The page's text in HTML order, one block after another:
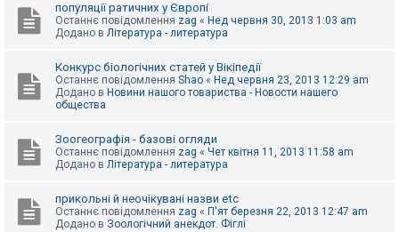
ш
к
м
г
популяції ратичних у Європі
Останнє повідомлення zag « Нед червня 30, 2013 1:03 am
Додано в Література - литература
Конкурс біологічних статей у Вікіпедії
Останнє повідомлення Shao « Нед червня 23, 2013 12:29 am
Додано в Новини нашого товариства - Новости нашего
общества
Зоогеографія - базові огляди
Останнє повідомлення zag « Чет квітня 11, 2013 11:58 am
Додано в Література - литература
прикольні й неочікувані назви etc
Останнє повідомлення zag « П'ят березня 22, 2013 12:47 am
Додано в Зоологічний анекдот. Фіглі